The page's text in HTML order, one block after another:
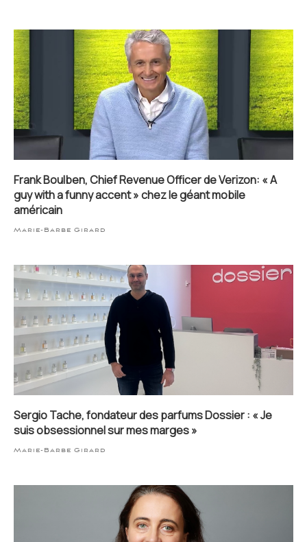
Frank Boulben, Chief Revenue Officer de Verizon: « A
guy with a funny accent » chez le géant mobile
américain
Marie-Barbe Girard
Sergio Tache, fondateur des parfums Dossier : « Je
suis obsessionnel sur mes marges »
Marie-Barbe Girard